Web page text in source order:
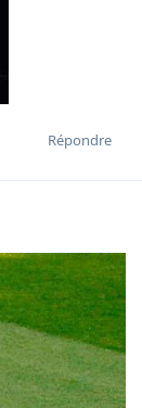
Répondre